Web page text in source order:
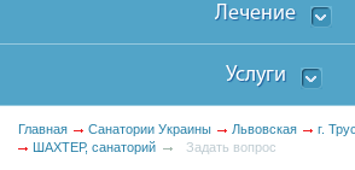
Лечение
Услуги
Главная Санатории Украины Львовская
г.
ШАХТЕР, санаторий
Задать вопрос